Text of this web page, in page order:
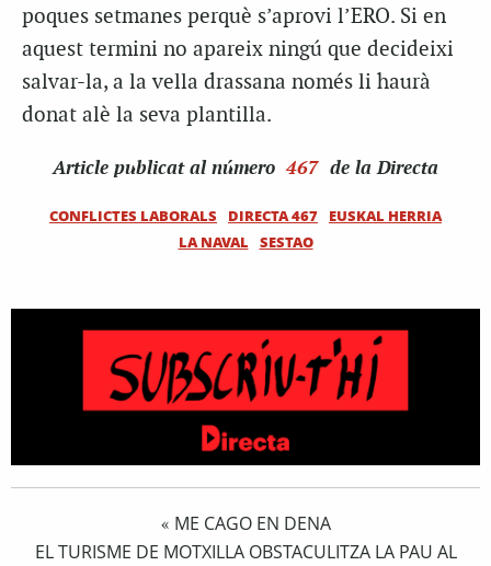
poques setmanes perquè s’aprovi l’ERO. Si en
aquest termini no apareix ningú que decideixi
salvar-la, a la vella drassana només li haurà
donat alè la seva plantilla.
Article publicat al número 467 de la Directa
CONFLICTES LABORALS DIRECTA 467
EUSKAL HERRIA
LA NAVAL
SESTAO
« ME CAGO EN DENA
EL TURISME DE MOTXILLA OBSTACULITZA LA PAU AL